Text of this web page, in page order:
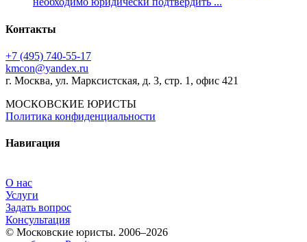
Контакты
+7 (495) 740‑55‑17
kmcon@yandex.ru
г. Москва, ул. Марксистская, д. 3, стр. 1, офис 421
МОСКОВСКИЕ ЮРИСТЫ
Политика конфиденциальности
Навигация
О нас
Услуги
Задать вопрос
Консультация
© Московские юристы. 2006–2026